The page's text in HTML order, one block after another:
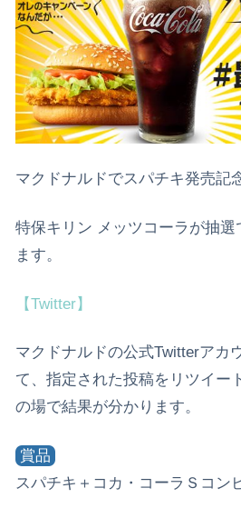
マクドナルドでスパチキ発売記
特保キリン メッツコーラが抽選
ます。
【Twitter】
マクドナルドの公式Twitterアカ
て、指定された投稿をリツイー
の場で結果が分かります。
賞品
スパチキ＋コカ・コーラＳコン